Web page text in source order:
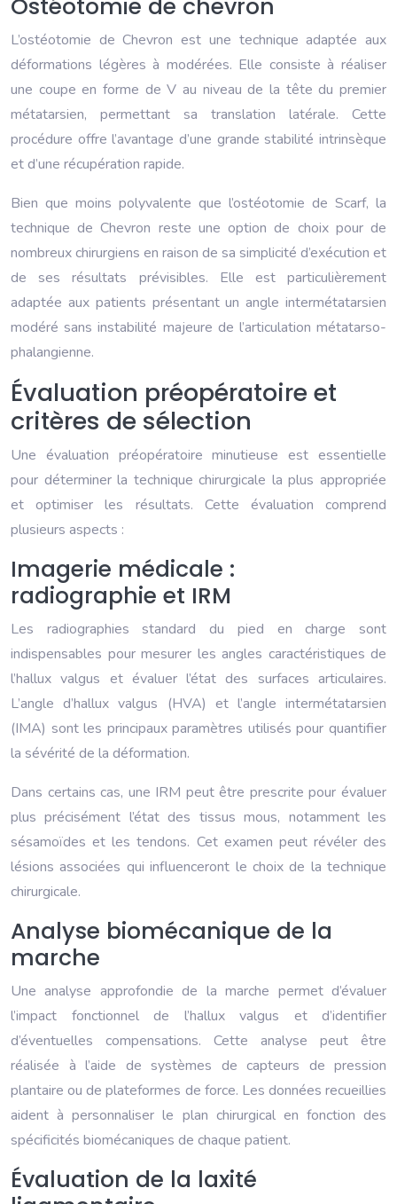
Ostéotomie de chevron
L’ostéotomie de Chevron est une technique adaptée aux
déformations légères à modérées. Elle consiste à réaliser
une coupe en forme de V au niveau de la tête du premier
métatarsien, permettant sa translation latérale. Cette
procédure offre l’avantage d’une grande stabilité intrinsèque
et d’une récupération rapide.
Bien que moins polyvalente que l’ostéotomie de Scarf, la
technique de Chevron reste une option de choix pour de
nombreux chirurgiens en raison de sa simplicité d’exécution et
de ses résultats prévisibles. Elle est particulièrement
adaptée aux patients présentant un angle intermétatarsien
modéré sans instabilité majeure de l’articulation métatarso-
phalangienne.
Évaluation préopératoire et
critères de sélection
Une évaluation préopératoire minutieuse est essentielle
pour déterminer la technique chirurgicale la plus appropriée
et optimiser les résultats. Cette évaluation comprend
plusieurs aspects :
Imagerie médicale :
radiographie et IRM
Les radiographies standard du pied en charge sont
indispensables pour mesurer les angles caractéristiques de
l’hallux valgus et évaluer l’état des surfaces articulaires.
L’angle d’hallux valgus (HVA) et l’angle intermétatarsien
(IMA) sont les principaux paramètres utilisés pour quantifier
la sévérité de la déformation.
Dans certains cas, une IRM peut être prescrite pour évaluer
plus précisément l’état des tissus mous, notamment les
sésamoïdes et les tendons. Cet examen peut révéler des
lésions associées qui influenceront le choix de la technique
chirurgicale.
Analyse biomécanique de la
marche
Une analyse approfondie de la marche permet d’évaluer
l’impact fonctionnel de l’hallux valgus et d’identifier
d’éventuelles compensations. Cette analyse peut être
réalisée à l’aide de systèmes de capteurs de pression
plantaire ou de plateformes de force. Les données recueillies
aident à personnaliser le plan chirurgical en fonction des
spécificités biomécaniques de chaque patient.
Évaluation de la laxité